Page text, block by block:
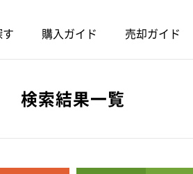
購入ガイド 売却ガイド
検索結果一覧